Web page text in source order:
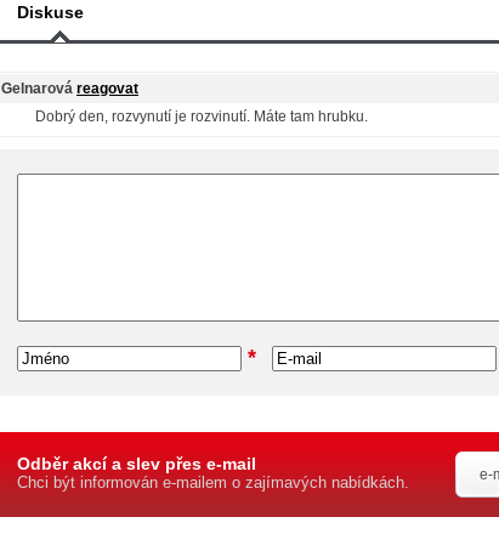
Diskuse
Gelnarová reagovat
Dobrý den, rozvynutí je rozvinutí. Máte tam hrubku.
*
Odběr akcí a slev přes e-mail
Chci být informován e-mailem o zajímavých nabídkách.